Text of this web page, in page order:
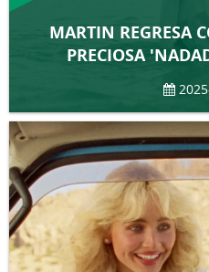
MARTIN REGRESA
PRECIOSA